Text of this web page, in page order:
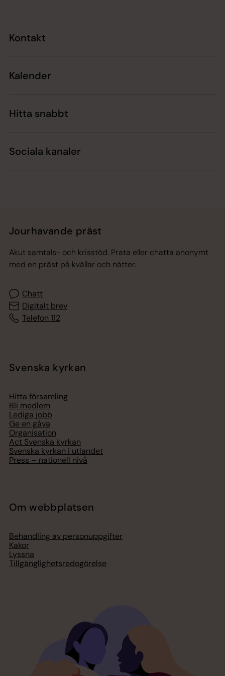
Kontakt
Kalender
Hitta snabbt
Sociala kanaler
Jourhavande präst
Akut samtals- och krisstöd. Prata eller chatta anonymt
med en präst på kvällar och nätter.
Chatt
Digitalt brev
Telefon 112
Svenska kyrkan
Hitta församling
Bli medlem
Lediga jobb
Ge en gåva
Organisation
Act Svenska kyrkan
Svenska kyrkan i utlandet
Press – nationell nivå
Om webbplatsen
Behandling av personuppgifter
Kakor
Lyssna
Tillgänglighetsredogörelse